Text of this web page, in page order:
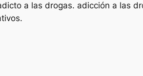
a las drogas. adicción a las